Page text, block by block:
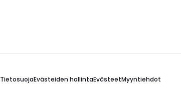
TietosuojaEvästeiden hallintaEvästeetMyyntiehdot